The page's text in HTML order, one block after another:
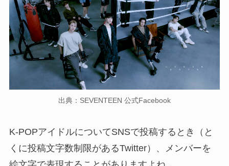
出典：SEVENTEEN 公式Facebook
K-POPアイドルについてSNSで投稿するとき（と
くに投稿文字数制限があるTwitter）、メンバーを